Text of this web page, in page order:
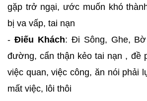
gặp trở ngại, ước muốn khó
bị va vấp, tai nạn
- Điếu Khách: Đi Sông, Ghe,
đường, cẩn thận kẻo tai nạn , đề
việc quan, việc công, ăn nói phải
mất việc, lôi thôi